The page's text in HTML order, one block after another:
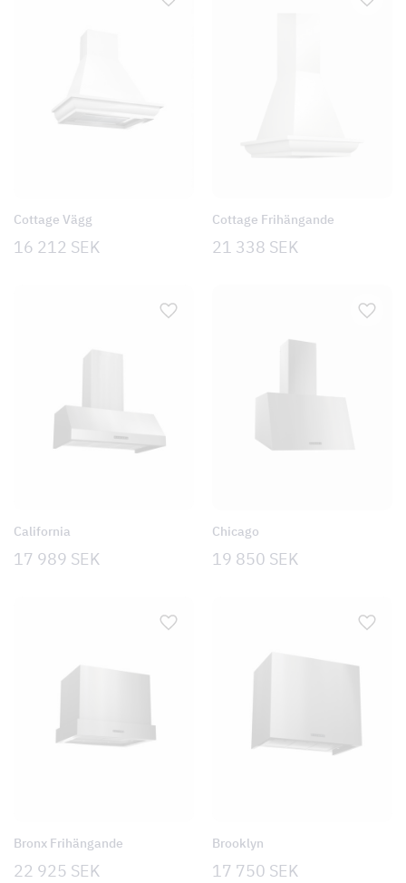
Cottage Vägg
16 212 SEK
Cottage Frihängande
21 338 SEK
California
17 989 SEK
Chicago
19 850 SEK
Bronx Frihängande
22 925 SEK
Brooklyn
17 750 SEK